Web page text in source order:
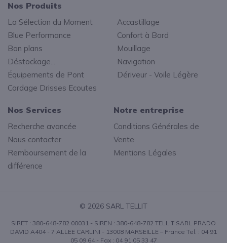
Nos Services
Recherche avancée
Nous contacter
Remboursement de la
différence
Notre entreprise
Conditions Générales de
Vente
Mentions Légales
Nos Produits
La Sélection du Moment
Blue Performance
Bon plans
Déstockage...
Équipements de Pont
Cordage Drisses Ecoutes
Accastillage
Confort à Bord
Mouillage
Navigation
Dériveur - Voile Légère
© 2026 SARL TELLIT
SIRET : 380-648-782 00031 - SIREN : 380-648-782 TELLIT SARL PRADO
DAVID A404 - 7 ALLEE CARLINI - 13008 MARSEILLE – France Tel. : 04 91
05 09 64 - Fax : 04 91 05 33 47